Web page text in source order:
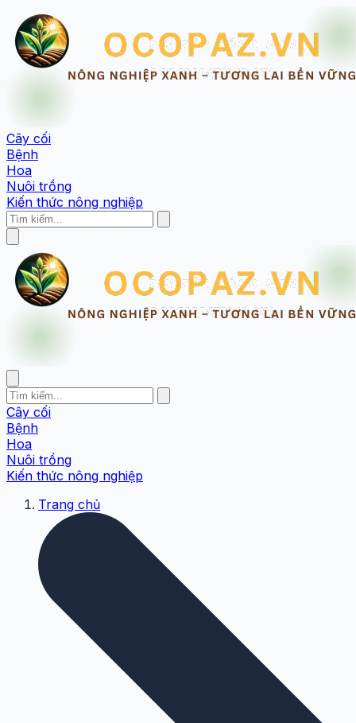
Cây cối
Bệnh
Hoa
Nuôi trồng
Kiến thức nông nghiệp
Cây cối
Bệnh
Hoa
Nuôi trồng
Kiến thức nông nghiệp
Trang chủ